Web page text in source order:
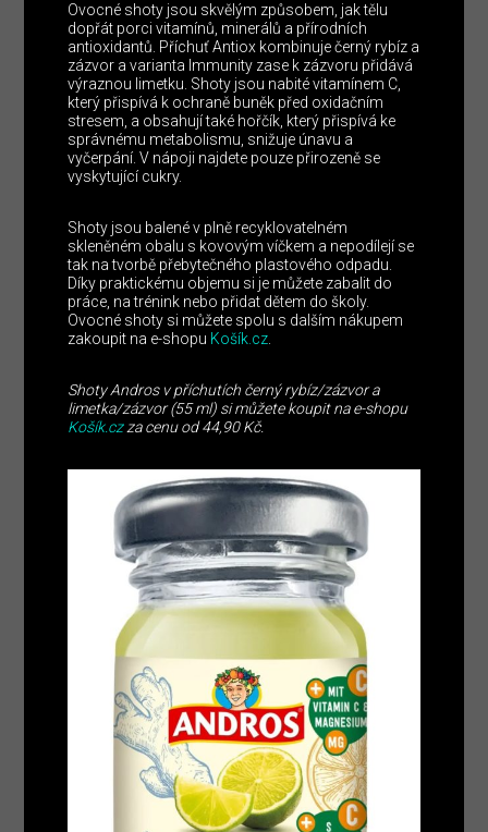
Ovocné shoty jsou skvělým způsobem, jak tělu
dopřát porci vitamínů, minerálů a přírodních
antioxidantů. Příchuť Antiox kombinuje černý rybíz a
zázvor a varianta Immunity zase k zázvoru přidává
výraznou limetku. Shoty jsou nabité vitamínem C,
který přispívá k ochraně buněk před oxidačním
stresem, a obsahují také hořčík, který přispívá ke
správnému metabolismu, snižuje únavu a
vyčerpání. V nápoji najdete pouze přirozeně se
vyskytující cukry.
Shoty jsou balené v plně recyklovatelném
skleněném obalu s kovovým víčkem a nepodílejí se
tak na tvorbě přebytečného plastového odpadu.
Díky praktickému objemu si je můžete zabalit do
práce, na trénink nebo přidat dětem do školy.
Ovocné shoty si můžete spolu s dalším nákupem
zakoupit na e-shopu Košík.cz
Shoty Andros v příchutích černý rybíz/zázvor a
limetka/zázvor (55 ml) si můžete koupit na e-shopu
Košík.czza cenu od 44,90 Kč.